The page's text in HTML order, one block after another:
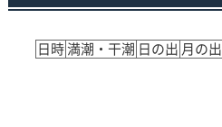
日時満潮・干潮 日の出 月の出